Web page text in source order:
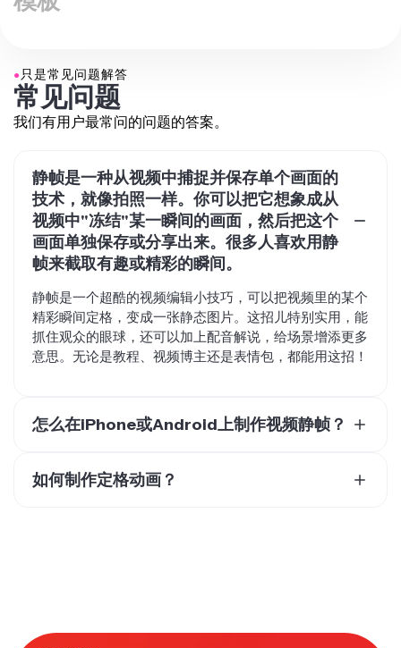
常见问题
我们有用户最常问的问题的答案。
技术，就像拍照一样。你可以把它想象成从
视频中"冻结"某一瞬间的画面，然后把这个
画面单独保存或分享出来。很多人喜欢用静
帧来截取有趣或精彩的瞬间。
精彩瞬间定格，变成一张静态图片。这招儿特别实用，能
抓住观众的眼球，还可以加上配音解说，给场景增添更多
意思。无论是教程、视频博主还是表情包，都能用这招！
以编辑视频并添加静帧效果，还能进行叠加、动画、转场
●体贴又独特